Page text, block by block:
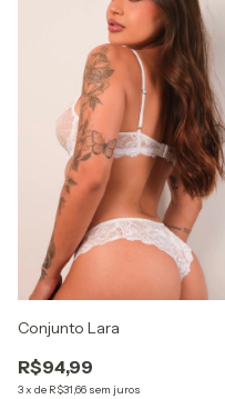
Conjunto Lara
R$94,99
3x de R$31,66 sem juros